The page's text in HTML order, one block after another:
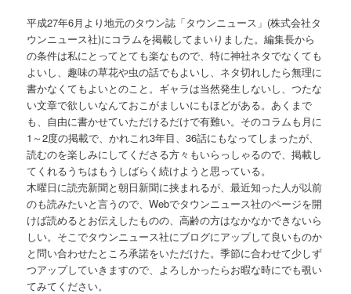
平成27年6月より地元のタウン誌「タウンニュース」(株式会社タ
ウンニュース社)にコラムを掲載してまいりました。編集長から
の条件は私にとってとても楽なもので、特に神社ネタでなくても
よいし、趣味の草花や虫の話でもよいし、ネタ切れしたら無理に
書かなくてもよいとのこと。ギャラは当然発生しないし、つたな
い文章で欲しいなんておこがましいにもほどがある。あくまで
も、自由に書かせていただけるだけで有難い。そのコラムも月に
1～2度の掲載で、かれこれ3年目、36話にもなってしまったが、
読むのを楽しみにしてくださる方々もいらっしゃるので、掲載し
てくれるうちはもうしばらく続けようと思っている。
木曜日に読売新聞と朝日新聞に挟まれるが、最近知った人が以前
のも読みたいと言うので、Webでタウンニュース社のページを開
けば読めるとお伝えしたものの、高齢の方はなかなかできないら
しい。そこでタウンニュース社にブログにアップして良いものか
と問い合わせたところ承諾をいただけた。季節に合わせて少しず
つアップしていきますので、よろしかったらお暇な時にでも覗い
てみてください。